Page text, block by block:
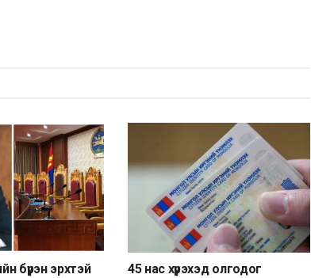
бүрэн эрхтэй
45 нас хүрэхэд олгодог